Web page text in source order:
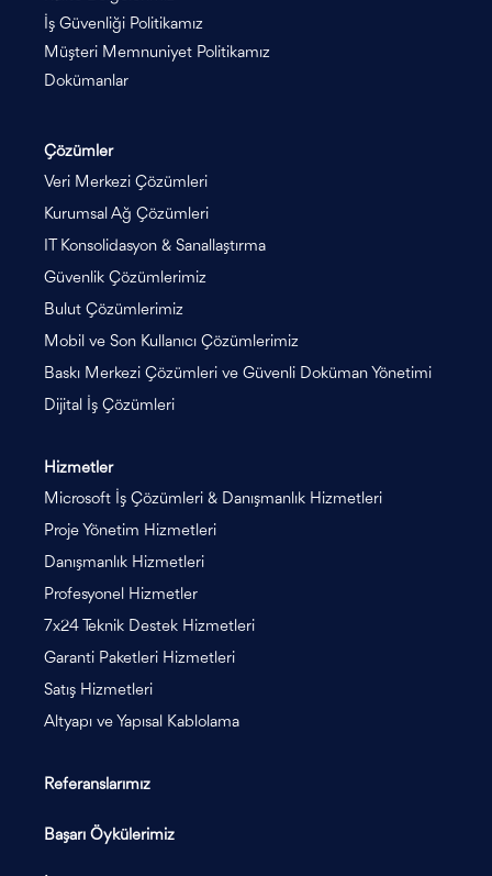
İş Güvenliği Politikamız
Müşteri Memnuniyet Politikamız
Dokümanlar
Çözümler
Veri Merkezi Çözümleri
Kurumsal Ağ Çözümleri
IT Konsolidasyon & Sanallaştırma
Güvenlik Çözümlerimiz
Bulut Çözümlerimiz
Mobil ve Son Kullanıcı Çözümlerimiz
Baskı Merkezi Çözümleri ve Güvenli Doküman Yönetimi
Dijital İş Çözümleri
Hizmetler
Microsoft İş Çözümleri & Danışmanlık Hizmetleri
Proje Yönetim Hizmetleri
Danışmanlık Hizmetleri
Profesyonel Hizmetler
7x24 Teknik Destek Hizmetleri
Garanti Paketleri Hizmetleri
Satış Hizmetleri
Altyapı ve Yapısal Kablolama
Referanslarımız
Başarı Öykülerimiz